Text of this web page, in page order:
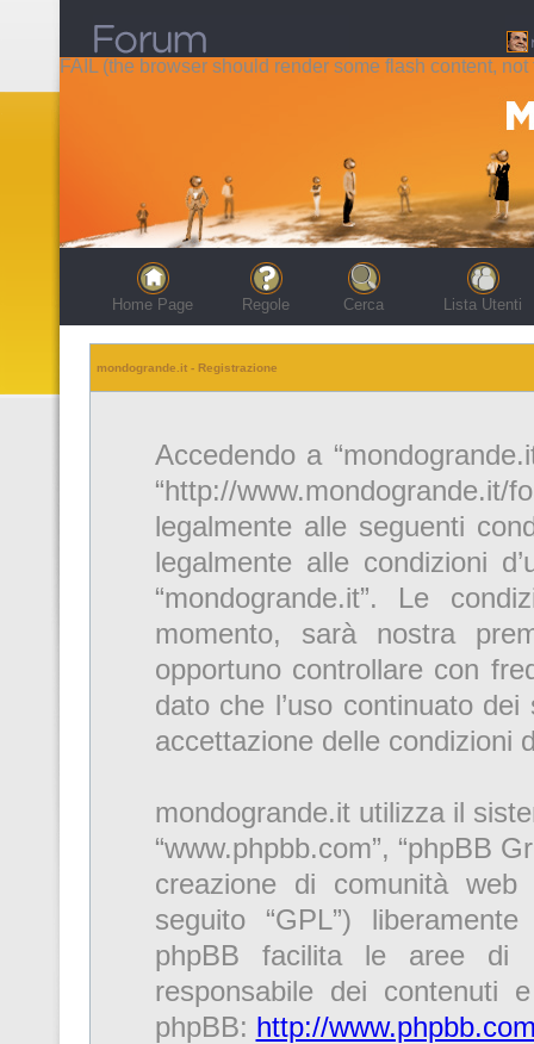
FAIL (the browser should render some flash content, not
Home Page Regole Cerca Lista Utenti
mondogrande.it - Registrazione
Accedendo a
“http://
legalmente alle seguenti
legalmente alle condizioni
“mondogrande.it”. Le
momento, sarà nostra
opportuno controllare con
dato che l’uso continuato
accettazione delle condizioni
mondogrande.it utilizza il
“www.phpbb.com”, “phpBB
creazione di comunità web
seguito “GPL”)
phpBB facilita le aree di
responsabile dei contenuti
phpBB: http://